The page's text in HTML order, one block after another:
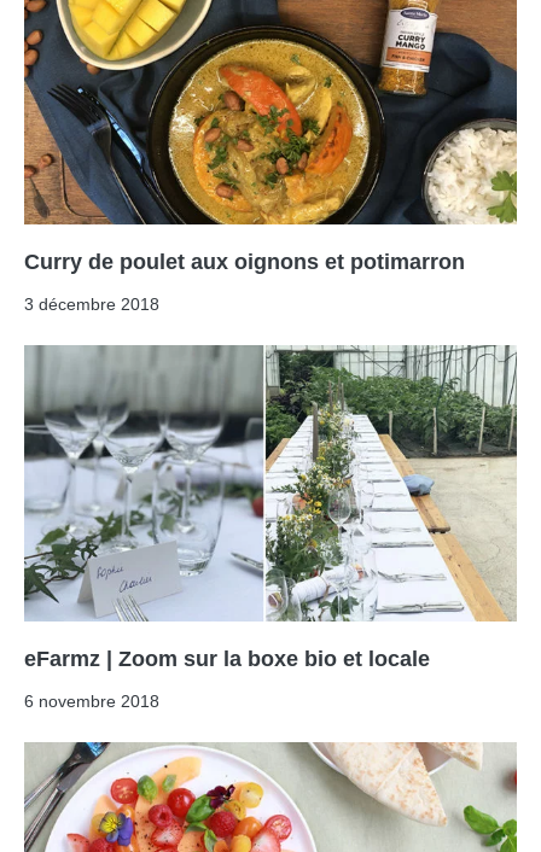
Curry de poulet aux oignons et potimarron
3 décembre 2018
eFarmz | Zoom sur la boxe bio et locale
6 novembre 2018